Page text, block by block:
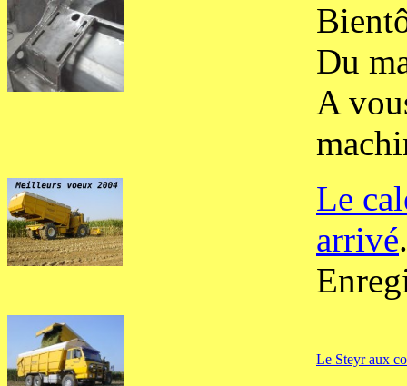
Du
A
Le
arrivé
Le Steyr aux